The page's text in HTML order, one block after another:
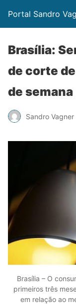
Portal Sandro
Brasília:
de corte
de semana
Sandro Vagner
Brasília – O
primeiros três
em relação ao